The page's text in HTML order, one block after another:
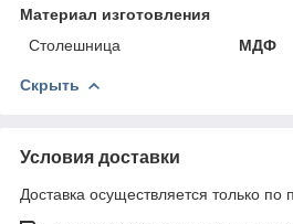
Материал изготовления
Столешница
МДФ
Скрыть
Условия доставки
Доставка осуществляется только по